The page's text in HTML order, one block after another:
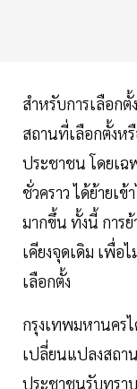
สำหรับการเลือก
สถานที่เลือกตั้งห
ประชาชน โดยเฉ
ชั่วคราว ได้ย้ายเ
มากขึ้น ทั้งนี้ การ
เคียงจุดเดิม เพื่อ
เลือกตั้ง
กรุงเทพมหานคร
เปลี่ยนแปลงสถา
ประชาชนรับทรา